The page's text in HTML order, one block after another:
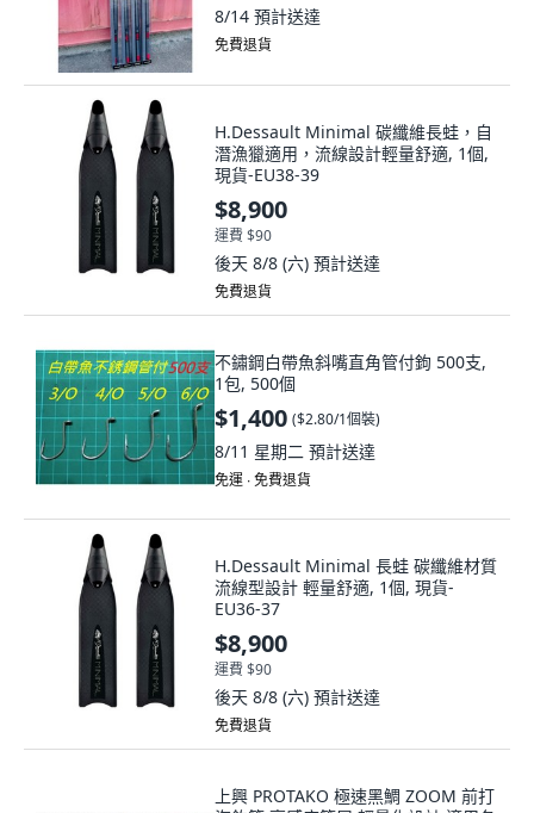
8/14 預計送達
免費退貨
H.Dessault Minimal 碳纖維長蛙，自
潛漁獵適用，流線設計輕量舒適, 1個,
現貨-EU38-39
$8,900
運費 $90
後天 8/8 (六) 預計送達
免費退貨
不鏽鋼白帶魚斜嘴直角管付鉤 500支,
1包, 500個
$1,400 ($2.80/1個裝)
8/11 星期二 預計送達
免運 ∙ 免費退貨
H.Dessault Minimal 長蛙 碳纖維材質
流線型設計 輕量舒適, 1個, 現貨-
EU36-37
$8,900
運費 $90
後天 8/8 (六) 預計送達
免費退貨
上興 PROTAKO 極速黑鯛 ZOOM 前打